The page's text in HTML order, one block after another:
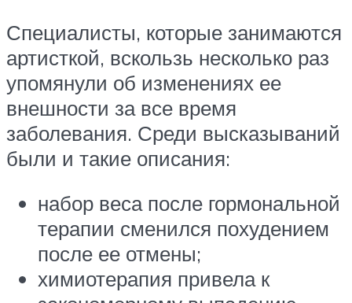
Специалисты, которые занимаются
артисткой, вскользь несколько раз
упомянули об изменениях ее
внешности за все время
заболевания. Среди высказываний
были и такие описания:
набор веса после гормональной
терапии сменился похудением
после ее отмены;
химиотерапия привела к